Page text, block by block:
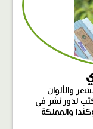
والألوان
لدور نشر في
والمملكة